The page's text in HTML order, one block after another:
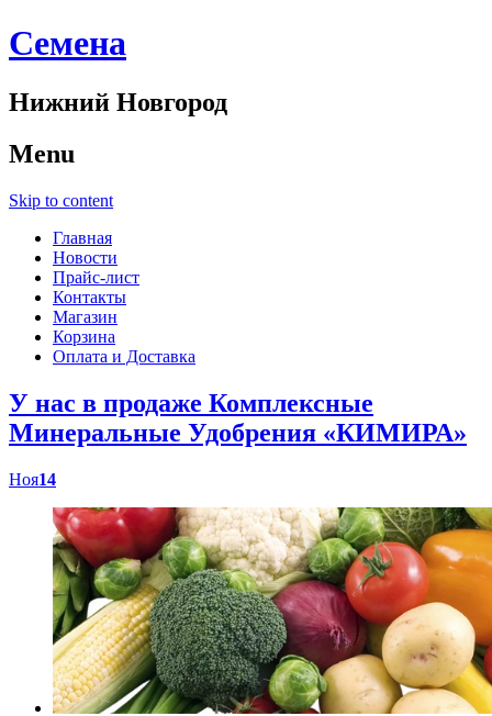
Cемена
Нижний Новгород
Menu
Skip to content
Главная
Новости
Прайс-лист
Контакты
Магазин
Корзина
Оплата и Доставка
У нас в продаже Комплексные
Минеральные Удобрения «КИМИРА»
Ноя14